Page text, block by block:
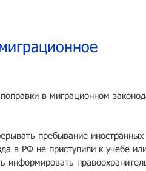
в миграционном
пребывание
в РФ не приступили к учебе
информировать